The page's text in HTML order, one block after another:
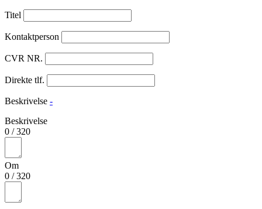
Titel
Kontaktperson
CVR NR.
Direkte tlf.
Beskrivelse -
Beskrivelse
0 /320
Om
0 /320